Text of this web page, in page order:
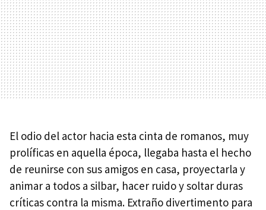
El odio del actor hacia esta cinta de romanos, muy
prolíficas en aquella época, llegaba hasta el hecho
de reunirse con sus amigos en casa, proyectarla y
animar a todos a silbar, hacer ruido y soltar duras
críticas contra la misma. Extraño divertimento para